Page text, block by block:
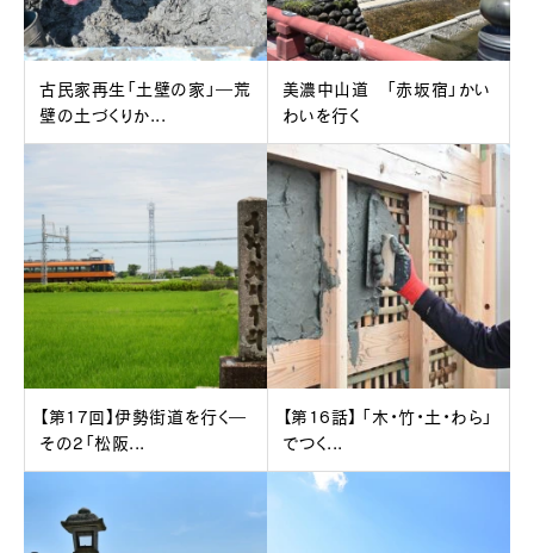
古民家再生「土壁の家」―荒
壁の土づくりか...
美濃中山道 「赤坂宿」かい
わいを行く
【第17回】伊勢街道を行く―
その2「松阪...
【第16話】 「木・竹・土・わら」
でつく...